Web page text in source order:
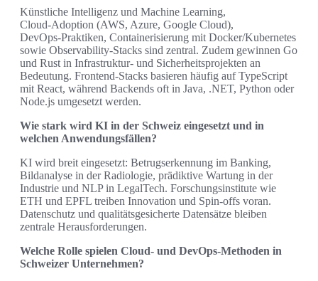
Künstliche Intelligenz und Machine Learning,
Cloud‑Adoption (AWS, Azure, Google Cloud),
DevOps‑Praktiken, Containerisierung mit Docker/Kubernetes
sowie Observability‑Stacks sind zentral. Zudem gewinnen Go
und Rust in Infrastruktur‑ und Sicherheitsprojekten an
Bedeutung. Frontend‑Stacks basieren häufig auf TypeScript
mit React, während Backends oft in Java, .NET, Python oder
Node.js umgesetzt werden.
Wie stark wird KI in der Schweiz eingesetzt und in
welchen Anwendungsfällen?
KI wird breit eingesetzt: Betrugserkennung im Banking,
Bildanalyse in der Radiologie, prädiktive Wartung in der
Industrie und NLP in LegalTech. Forschungsinstitute wie
ETH und EPFL treiben Innovation und Spin‑offs voran.
Datenschutz und qualitätsgesicherte Datensätze bleiben
zentrale Herausforderungen.
Welche Rolle spielen Cloud‑ und DevOps‑Methoden in
Schweizer Unternehmen?